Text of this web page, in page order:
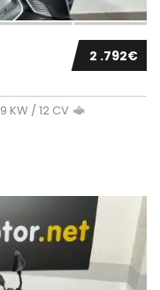
2 .792€
9 KW / 12 CV